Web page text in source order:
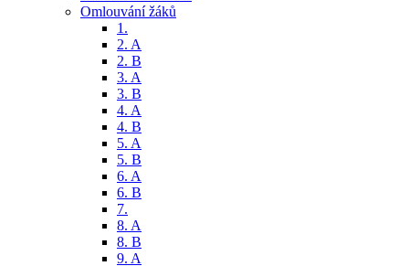
Omlouvání žáků
1.
2. A
2. B
3. A
3. B
4. A
4. B
5. A
5. B
6. A
6. B
7.
8. A
8. B
9. A